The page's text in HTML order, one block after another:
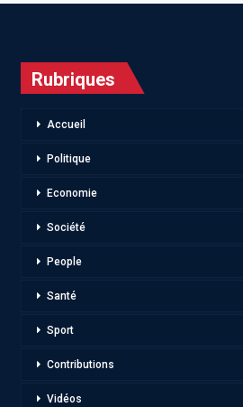
Rubriques
Accueil
Politique
Economie
Société
People
Santé
Sport
Contributions
Vidéos